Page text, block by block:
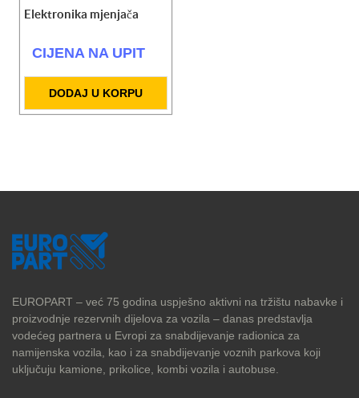
Elektronika mjenjača
CIJENA NA UPIT
DODAJ U KORPU
EUROPART – već 75 godina uspješno aktivni na tržištu nabavke i
proizvodnje rezervnih dijelova za vozila – danas predstavlja
vodećeg partnera u Evropi za snabdijevanje radionica za
namijenska vozila, kao i za snabdijevanje voznih parkova koji
uključuju kamione, prikolice, kombi vozila i autobuse.